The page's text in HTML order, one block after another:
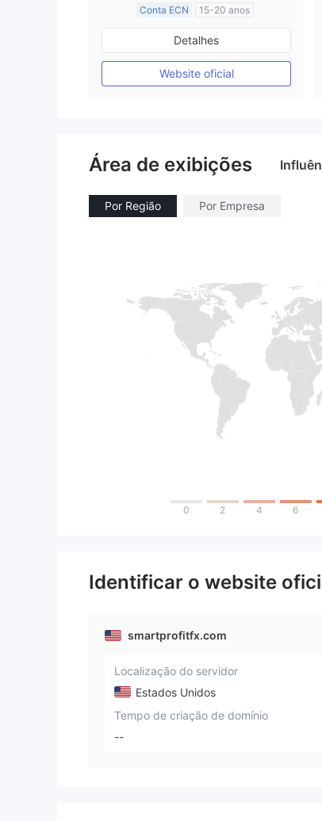
Conta ECN
15-20 anos
Austrália Regulamento
Market Marketing (MM)
Etiqueta principal MT4
Detalhes
Website oficial
Área de exibições
Por Região Por Empresa
0 2 4 6
Identificar o website
smartprofitfx.com
Localização do servidor
Estados Unidos
Tempo de criação de domínio
--